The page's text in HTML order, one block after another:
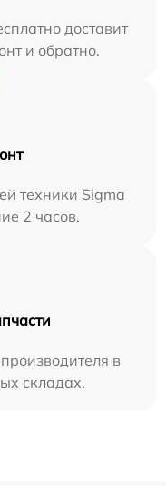
доставит
и обратно.
техники Sigma
2 часов.
в
складах.